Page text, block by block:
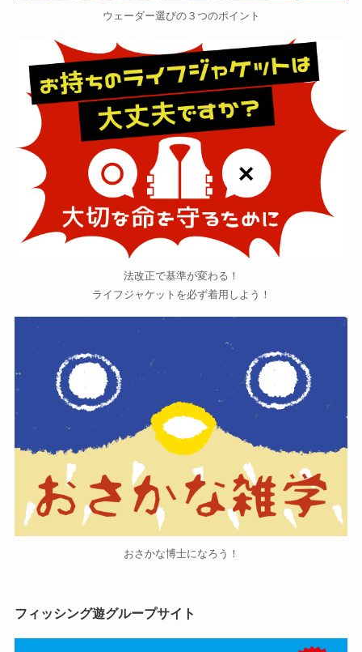
ウェーダー選びの３つのポイント
法改正で基準が変わる！
ライフジャケットを必ず着用しよう！
おさかな博士になろう！
フィッシング遊グループサイト